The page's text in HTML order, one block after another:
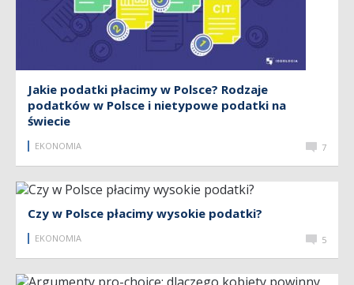
Jakie podatki płacimy w Polsce? Rodzaje
podatków w Polsce i nietypowe podatki na
świecie
EKONOMIA 7
Czy w Polsce płacimy wysokie podatki?
EKONOMIA 5